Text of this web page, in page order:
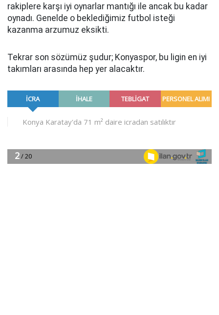
rakiplere karşı iyi oynarlar mantığı ile ancak bu kadar
oynadı. Genelde o beklediğimiz futbol isteği
kazanma arzumuz eksikti.
Tekrar son sözümüz şudur; Konyaspor, bu ligin en iyi
takımları arasında hep yer alacaktır.